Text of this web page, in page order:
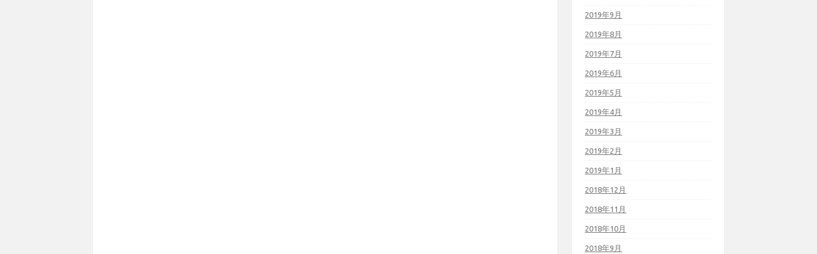
2019年9月
2019年8月
2019年7月
2019年6月
2019年5月
2019年4月
2019年3月
2019年2月
2019年1月
2018年12月
2018年11月
2018年10月
2018年9月